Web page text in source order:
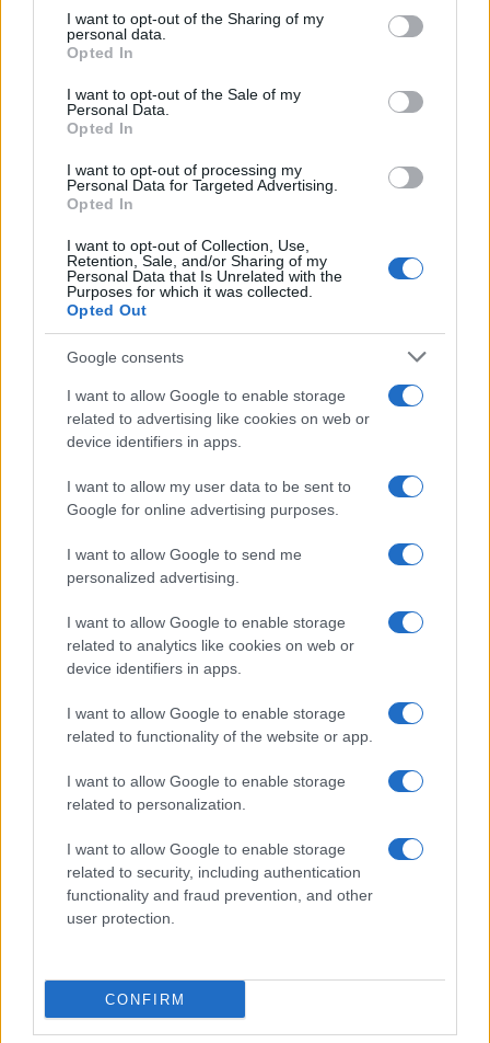
not limited to your visit or usage behaviour. You may click to
grant or deny consent to Google and its third-party tags to
use your data for below specified purposes in below Google
consent section.
I want to opt-out of the Sharing of my
personal data.
Opted In
I want to opt-out of the Sale of my
Personal Data.
Opted In
I want to opt-out of processing my
Personal Data for Targeted Advertising.
Opted In
I want to opt-out of Collection, Use,
Retention, Sale, and/or Sharing of my
Personal Data that Is Unrelated with the
Purposes for which it was collected.
Opted Out
Google consents
I want to allow Google to enable storage
related to advertising like cookies on web or
device identifiers in apps.
I want to allow my user data to be sent to
Google for online advertising purposes.
I want to allow Google to send me
personalized advertising.
I want to allow Google to enable storage
related to analytics like cookies on web or
device identifiers in apps.
I want to allow Google to enable storage
related to functionality of the website or app.
I want to allow Google to enable storage
related to personalization.
I want to allow Google to enable storage
related to security, including authentication
functionality and fraud prevention, and other
user protection.
CONFIRM
Aggius conquista la classifica delle mete più
NECROLOGIE
Mario Malu
Paolo Pinna
I nostri cari
I nostri cari
Giovannimaria Cabras